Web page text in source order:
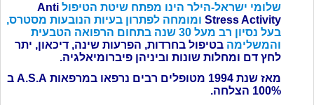
שלומי ישראל-הילר הינו מפתח שיטת הטיפול Anti
Stress Activityומומחה לפתרון בעיות הנובעות מסטרס,
בעל נסיון רב מעל 30 שנה בתחום הרפואה הטבעית
והמשלימה בטיפול בחרדות, הפרעות שינה, דיכאון, יתר
לחץ דם ומחלות שונות וביניהן פיברומיאלגיה.
מאז שנת 1994 מטופלים רבים נרפאו במרפאות A.S.A ב
100% הצלחה.